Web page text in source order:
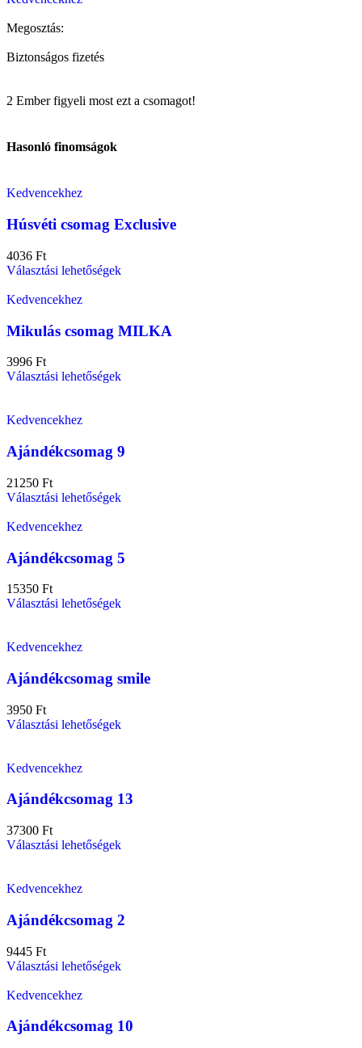
Megosztás:
Biztonságos fizetés
2 Ember figyeli most ezt a csomagot!
Hasonló finomságok
Kedvencekhez
Húsvéti csomag Exclusive
4036 Ft
Választási lehetőségek
Kedvencekhez
Mikulás csomag MILKA
3996 Ft
Választási lehetőségek
Kedvencekhez
Ajándékcsomag 9
21250 Ft
Választási lehetőségek
Kedvencekhez
Ajándékcsomag 5
15350 Ft
Választási lehetőségek
Kedvencekhez
Ajándékcsomag smile
3950 Ft
Választási lehetőségek
Kedvencekhez
Ajándékcsomag 13
37300 Ft
Választási lehetőségek
Kedvencekhez
Ajándékcsomag 2
9445 Ft
Választási lehetőségek
Kedvencekhez
Ajándékcsomag 10